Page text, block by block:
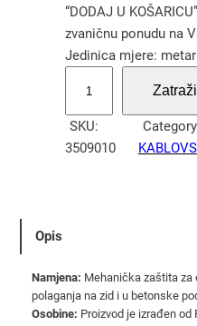
“DODAJ U
zvaničnu ponudu na
Jedinica mjere: metar
b
r
r
i
j
SKU:
3509010
Opis
Namjena: Mehanička zaštita za
polaganja na zid i u betonske
Osobine: Proizvod je izrađen